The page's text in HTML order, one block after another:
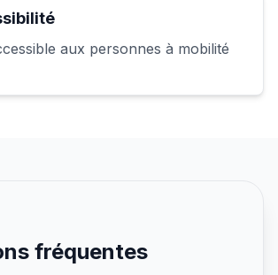
aux personnes à mobilité
fréquentes